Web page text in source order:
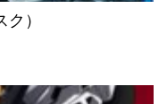
）